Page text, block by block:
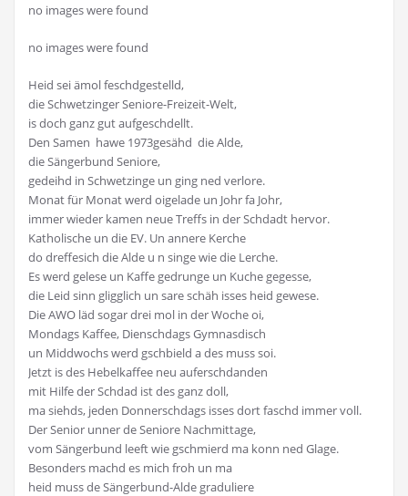
no images were found
no images were found
Heid sei ämol feschdgestelld,
die Schwetzinger Seniore-Freizeit-Welt,
is doch ganz gut aufgeschdellt.
Den Samen hawe 1973gesähd die Alde,
die Sängerbund Seniore,
gedeihd in Schwetzinge un ging ned verlore.
Monat für Monat werd oigelade un Johr fa Johr,
immer wieder kamen neue Treffs in der Schdadt hervor.
Katholische un die EV. Un annere Kerche
do dreffesich die Alde u n singe wie die Lerche.
Es werd gelese un Kaffe gedrunge un Kuche gegesse,
die Leid sinn gligglich un sare schäh isses heid gewese.
Die AWO läd sogar drei mol in der Woche oi,
Mondags Kaffee, Dienschdags Gymnasdisch
un Middwochs werd gschbield a des muss soi.
Jetzt is des Hebelkaffee neu auferschdanden
mit Hilfe der Schdad ist des ganz doll,
ma siehds, jeden Donnerschdags isses dort faschd immer voll.
Der Senior unner de Seniore Nachmittage,
vom Sängerbund leeft wie gschmierd ma konn ned Glage.
Besonders machd es mich froh un ma
heid muss de Sängerbund-Alde graduliere